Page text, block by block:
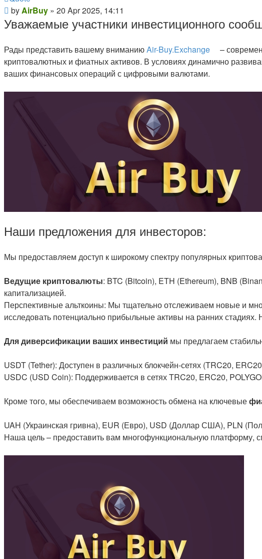
Post
byAirBuy » 20 Apr 2025, 14:11
Уважаемые участники инвестиционного
Рады представить вашему вниманиюAir-Buy.Exchange
–
криптовалютных и фиатных активов. В условиях динамично
ваших финансовых операций с цифровыми валютами.
Наши предложения для инвесторов:
Мы предоставляем доступ к широкому спектру популярных
Ведущие криптовалюты: BTC (Bitcoin), ETH (Ethereum), BNB
капитализацией.
Перспективные альткоины: Мы тщательно отслеживаем новые и
исследовать потенциально прибыльные активы на ранних
Для диверсификации ваших инвестиций мы предлагаем
USDT (Tether): Доступен в различных блокчейн-сетях (TRC20,
USDC (USD Coin): Поддерживается в сетях TRC20, ERC20,
Кроме того, мы обеспечиваем возможность обмена на ключевые
UAH (Украинская гривна), EUR (Евро), USD (Доллар США), PLN
Наша цель – предоставить вам многофункциональную